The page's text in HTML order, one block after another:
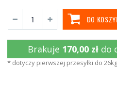
DO
Brakuje 170,00 zł do
* dotyczy pierwszej przesyłki do 26kg